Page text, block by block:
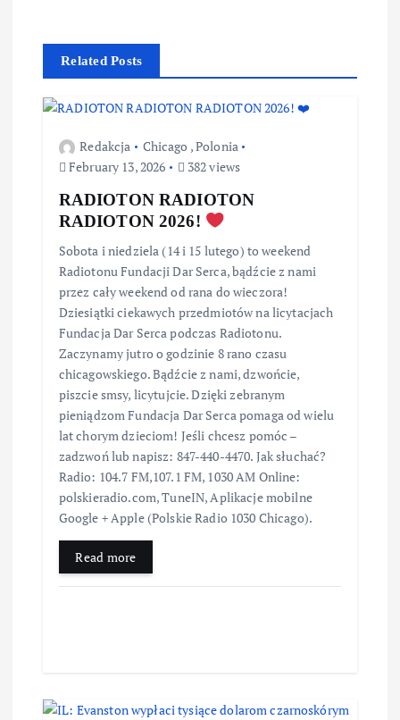
Related Posts
Redakcja Chicago ,Polonia
February 13, 2026
382 views
RADIOTON RADIOTON
RADIOTON 2026!
Sobota i niedziela (14 i 15 lutego) to weekend
Radiotonu Fundacji Dar Serca, bądźcie z nami
przez cały weekend od rana do wieczora!
Dziesiątki ciekawych przedmiotów na licytacjach
Fundacja Dar Serca podczas Radiotonu.
Zaczynamy jutro o godzinie 8 rano czasu
chicagowskiego. Bądźcie z nami, dzwońcie,
piszcie smsy, licytujcie. Dzięki zebranym
pieniądzom Fundacja Dar Serca pomaga od wielu
lat chorym dzieciom! Jeśli chcesz pomóc –
zadzwoń lub napisz: 847-440-4470. Jak słuchać?
Radio: 104.7 FM,107.1 FM, 1030 AM Online:
polskieradio.com, TuneIN, Aplikacje mobilne
Google + Apple (Polskie Radio 1030 Chicago).
Read more